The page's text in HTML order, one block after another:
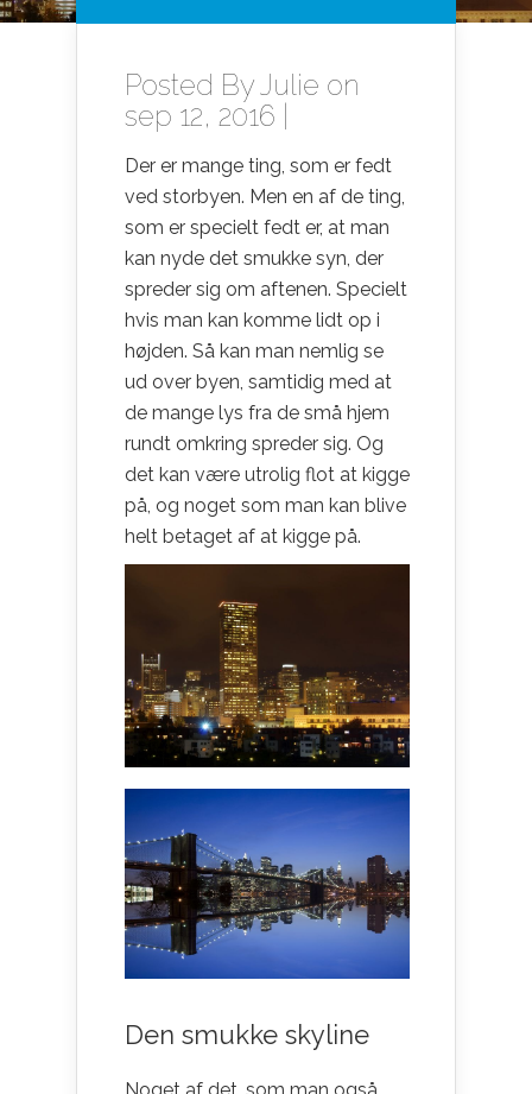
Posted ByJulie on
sep 12, 2016 |
Der er mange ting, som er fedt
ved storbyen. Men en af de ting,
som er specielt fedt er, at man
kan nyde det smukke syn, der
spreder sig om aftenen. Specielt
hvis man kan komme lidt op i
højden. Så kan man nemlig se
ud over byen, samtidig med at
de mange lys fra de små hjem
rundt omkring spreder sig. Og
det kan være utrolig flot at kigge
på, og noget som man kan blive
helt betaget af at kigge på.
Den smukke skyline
Noget af det, som man også